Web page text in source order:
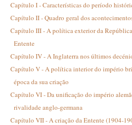
Capítulo I - Características do período
Capítulo II - Quadro geral dos
Capítulo III - A política exterior da República
Entente
Capítulo IV - A Inglaterra nos últimos
Capítulo V - A política interior do império
época da sua criação
Capítulo VI - Da unificação do império
rivalidade anglo-germana
Capítulo VII - A criação da Entente (1904-